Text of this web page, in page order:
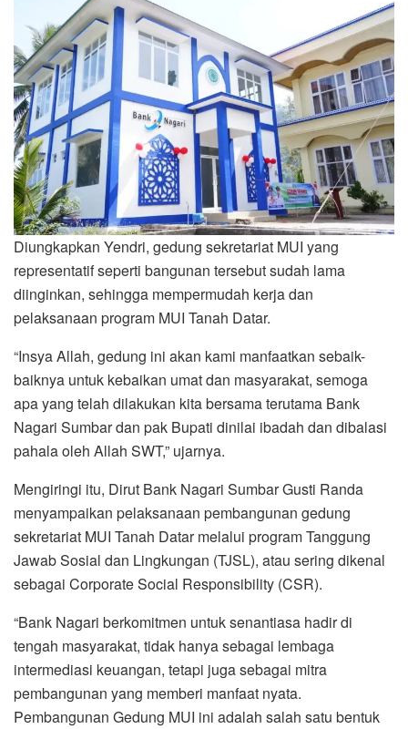
Diungkapkan Yendri, gedung sekretariat MUI yang
representatif seperti bangunan tersebut sudah lama
diinginkan, sehingga mempermudah kerja dan
pelaksanaan program MUI Tanah Datar.
“Insya Allah, gedung ini akan kami manfaatkan sebaik-
baiknya untuk kebaikan umat dan masyarakat, semoga
apa yang telah dilakukan kita bersama terutama Bank
Nagari Sumbar dan pak Bupati dinilai ibadah dan dibalasi
pahala oleh Allah SWT,” ujarnya.
Mengiringi itu, Dirut Bank Nagari Sumbar Gusti Randa
menyampaikan pelaksanaan pembangunan gedung
sekretariat MUI Tanah Datar melalui program Tanggung
Jawab Sosial dan Lingkungan (TJSL), atau sering dikenal
sebagai Corporate Social Responsibility (CSR).
“Bank Nagari berkomitmen untuk senantiasa hadir di
tengah masyarakat, tidak hanya sebagai lembaga
intermediasi keuangan, tetapi juga sebagai mitra
pembangunan yang memberi manfaat nyata.
Pembangunan Gedung MUI ini adalah salah satu bentuk